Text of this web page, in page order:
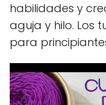
habilidades y
aguja y hilo. Los
para